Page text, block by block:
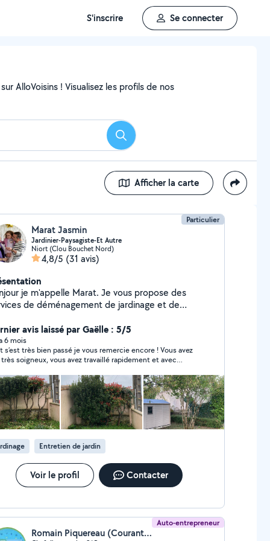
S'inscrire Se connecter
AlloVoisins ! Visualisez les profils de nos
Rechercher
Afficher la carte
Particulier
Marat Jasmin
Jardinier-Paysagiste-Et Autre
Niort (Clou Bouchet Nord)
4,8/5 (31 avis)
je m'appelle Marat. Je vous propose des
de déménagement de jardinage et de
en message. Merci
avis laissé par Gaëlle : 5/5
6 mois
s’est très bien passé je vous remercie encore ! Vous avez
soigneux, vous avez travaillé rapidement et avec
Entretien de jardin
Voir le profil Contacter
Auto-entrepreneur
Romain Piquereau (Courant R-Services à la personne)